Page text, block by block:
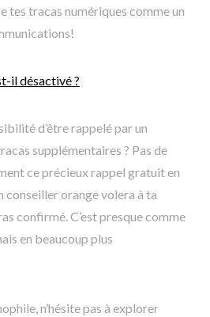
tes tracas numériques comme un
il désactivé ?
d’être rappelé par un
supplémentaires ? Pas de
ce précieux rappel gratuit en
conseiller orange volera à ta
confirmé. C’est presque comme
en beaucoup plus
n’hésite pas à explorer